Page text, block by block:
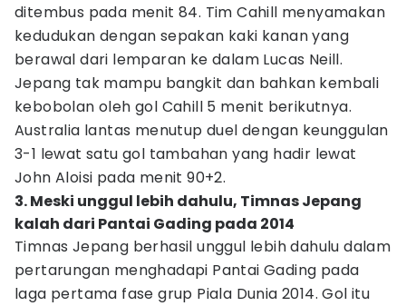
ditembus pada menit 84. Tim Cahill menyamakan
kedudukan dengan sepakan kaki kanan yang
berawal dari lemparan ke dalam Lucas Neill.
Jepang tak mampu bangkit dan bahkan kembali
kebobolan oleh gol Cahill 5 menit berikutnya.
Australia lantas menutup duel dengan keunggulan
3-1 lewat satu gol tambahan yang hadir lewat
John Aloisi pada menit 90+2.
3. Meski unggul lebih dahulu, Timnas Jepang
kalah dari Pantai Gading pada 2014
Timnas Jepang berhasil unggul lebih dahulu dalam
pertarungan menghadapi Pantai Gading pada
laga pertama fase grup Piala Dunia 2014. Gol itu